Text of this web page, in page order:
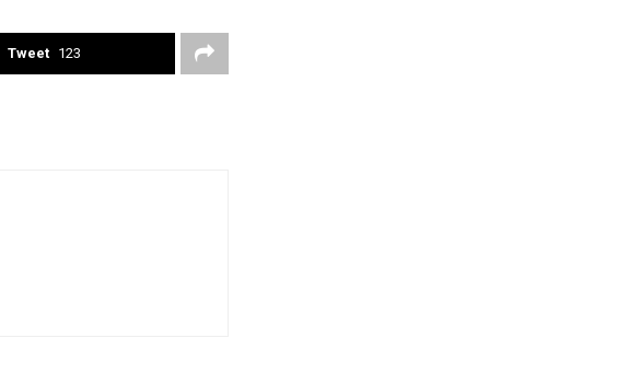
Tweet 123